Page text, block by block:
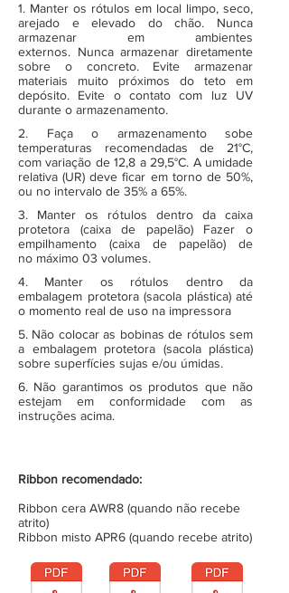
1. Manter os rótulos em local limpo, seco,
arejado e elevado do chão. Nunca
armazenar em ambientes
externos. Nunca armazenar diretamente
sobre o concreto. Evite armazenar
materiais muito próximos do teto em
depósito. Evite o contato com luz UV
durante o armazenamento.
2. Faça o armazenamento sobe
temperaturas recomendadas de 21°C,
com variação de 12,8 a 29,5°C. A umidade
relativa (UR) deve ficar em torno de 50%,
ou no intervalo de 35% a 65%.
3. Manter os rótulos dentro da caixa
protetora (caixa de papelão) Fazer o
empilhamento (caixa de papelão) de
no máximo 03 volumes.
4. Manter os rótulos dentro da
embalagem protetora (sacola plástica) até
o momento real de uso na impressora
5. Não colocar as bobinas de rótulos sem
a embalagem protetora (sacola plástica)
sobre superfícies sujas e/ou úmidas.
6. Não garantimos os produtos que não
estejam em conformidade com as
instruções acima.
Ribbon recomendado:
Ribbon cera AWR8 (quando não recebe
atrito)
Ribbon misto APR6 (quando recebe atrito)